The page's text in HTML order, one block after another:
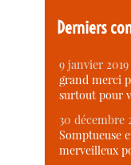
Derniers
9 janvier
grand merci
surtout pour
30 décembre
Somptueuse
merveilleux